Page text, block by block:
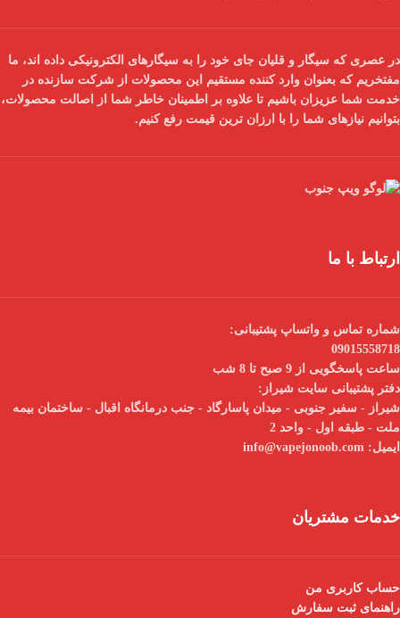
در عصری که سیگار و قلیان جای خود را به سیگارهای الکترونیکی داده اند، ما
مفتخریم که بعنوان وارد کننده مستقیم این محصولات از شرکت سازنده در
خدمت شما عزیزان باشیم تا علاوه بر اطمینان خاطر شما از
اصالت محصولات،
بتوانیم نیازهای شما را با ارزان ترین قیمت رفع کنیم.
ارتباط با ما
شماره تماس و واتساپ پشتیبانی:
09015558718
ساعت پاسخگویی از 9 صبح تا 8 شب
دفتر پشتیبانی سایت شیراز:
شیراز - سفیر جنوبی - میدان پاسارگاد - جنب درمانگاه اقبال - ساختمان بیمه
ملت - طبقه اول - واحد 2
ایمیل:
خدمات مشتریان
حساب کاربری من
راهنمای ثبت سفارش